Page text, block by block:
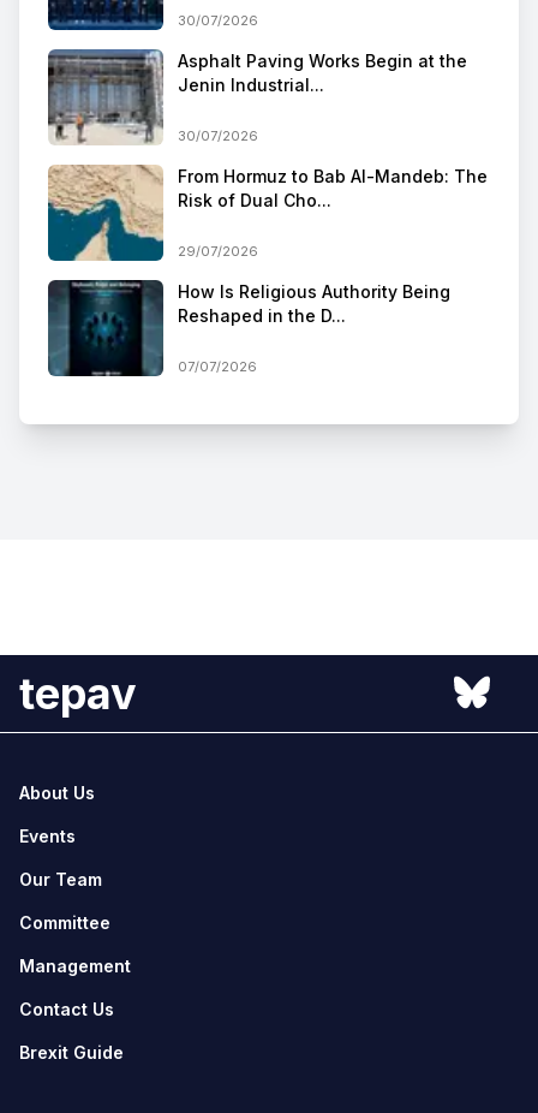
30/07/2026
Asphalt Paving Works Begin at the
Jenin Industrial...
30/07/2026
From Hormuz to Bab Al-Mandeb: The
Risk of Dual Cho...
29/07/2026
How Is Religious Authority Being
Reshaped in the D...
07/07/2026
tepav
About Us
Events
Our Team
Committee
Management
Contact Us
Brexit Guide